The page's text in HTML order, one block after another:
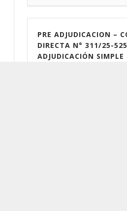
PRE ADJUDICACION –
DIRECTA N° 311/25-
ADJUDICACIÓN SIMPLE